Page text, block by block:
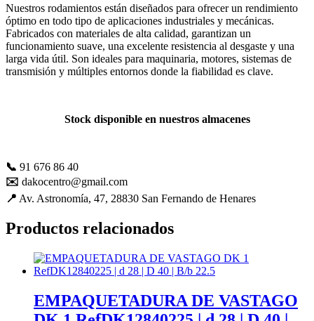
Nuestros rodamientos están diseñados para ofrecer un rendimiento
óptimo en todo tipo de aplicaciones industriales y mecánicas.
Fabricados con materiales de alta calidad, garantizan un
funcionamiento suave, una excelente resistencia al desgaste y una
larga vida útil. Son ideales para maquinaria, motores, sistemas de
transmisión y múltiples entornos donde la fiabilidad es clave.
Stock disponible en nuestros almacenes
📞 91 676 86 40
✉️ dakocentro@gmail.com
📍 Av. Astronomía, 47, 28830 San Fernando de Henares
Productos relacionados
EMPAQUETADURA DE VASTAGO
cómo poder
mejorar con
tu ayuda.
Experiencia
funcione lo
guía para
hacerte
disfrutar del
paseo por
Si rechaza estas
algunas
funcionalidades
de la web. Si
las aceptas, nos